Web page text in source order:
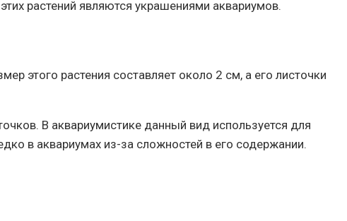
растений являются украшениями аквариумов.
этого растения составляет около 2 см, а его листочки
В аквариумистике данный вид используется для
в аквариумах из-за сложностей в его содержании.